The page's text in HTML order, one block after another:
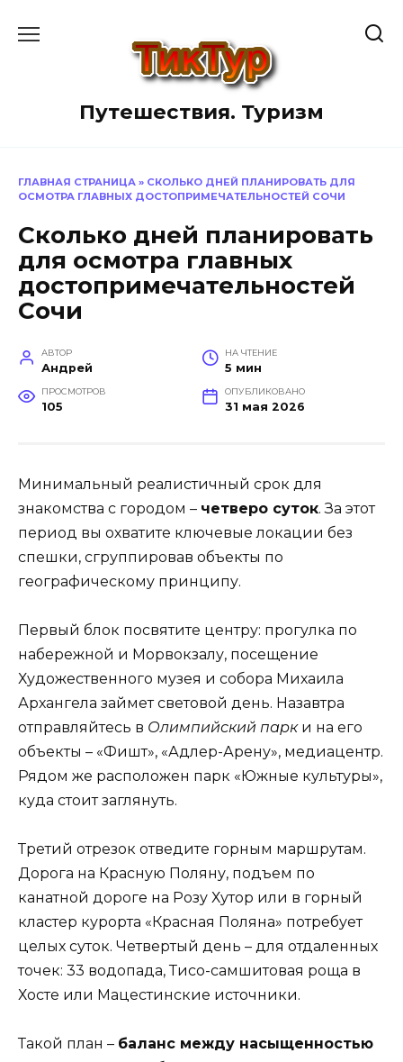
Путешествия. Туризм
ГЛАВНАЯ СТРАНИЦА » СКОЛЬКО ДНЕЙ ПЛАНИРОВАТЬ ДЛЯ
ОСМОТРА ГЛАВНЫХ ДОСТОПРИМЕЧАТЕЛЬНОСТЕЙ СОЧИ
Сколько дней планировать
для осмотра главных
достопримечательностей
Сочи
АВТОР
Андрей
НА ЧТЕНИЕ
5 мин
ПРОСМОТРОВ
105
ОПУБЛИКОВАНО
31 мая 2026
Минимальный реалистичный срок для
знакомства с городом – четверо суток. За этот
период вы охватите ключевые локации без
спешки, сгруппировав объекты по
географическому принципу.
Первый блок посвятите центру: прогулка по
набережной и Морвокзалу, посещение
Художественного музея и собора Михаила
Архангела займет световой день. Назавтра
отправляйтесь в Олимпийский парки на его
объекты – «Фишт», «Адлер-Арену», медиацентр.
Рядом же расположен парк «Южные культуры»,
куда стоит заглянуть.
Третий отрезок отведите горным маршрутам.
Дорога на Красную Поляну, подъем по
канатной дороге на Розу Хутор или в горный
кластер курорта «Красная Поляна» потребует
целых суток. Четвертый день – для отдаленных
точек: 33 водопада, Тисо-самшитовая роща в
Хосте или Мацестинские источники.
Такой план – баланс между насыщенностью